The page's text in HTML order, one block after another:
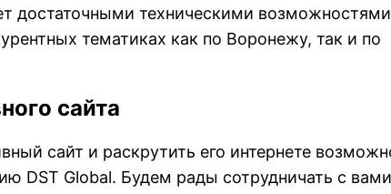
достаточными техническими возможностями
тематиках как по Воронежу, так и по
сайта
сайт и раскрутить его интернете
DST Global. Будем рады сотрудничать с вами